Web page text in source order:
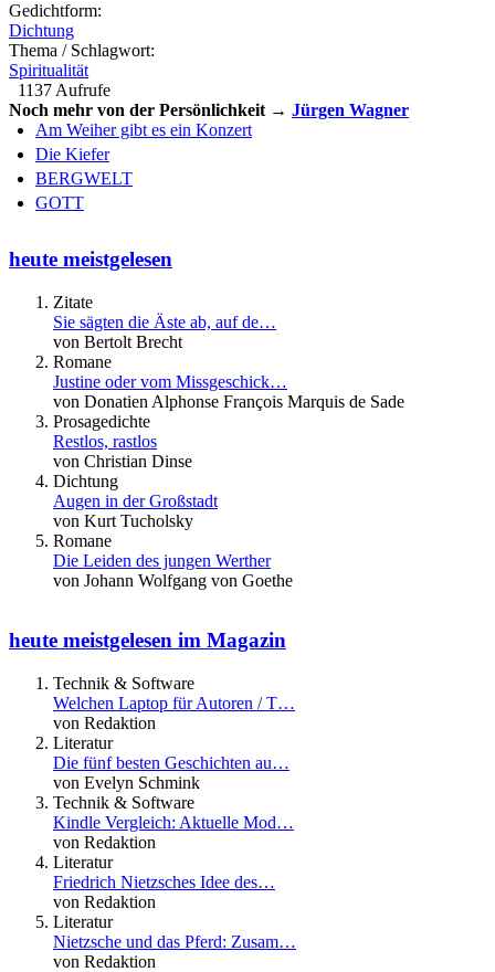
Gedichtform:
Dichtung
Thema / Schlagwort:
Spiritualität
1137 Aufrufe
Noch mehr von der Persönlichkeit → Jürgen Wagner
Am Weiher gibt es ein Konzert
Die Kiefer
BERGWELT
GOTT
heute meistgelesen
Zitate
Sie sägten die Äste ab, auf de…
von Bertolt Brecht
Romane
Justine oder vom Missgeschick…
von Donatien Alphonse François Marquis de Sade
Prosagedichte
Restlos, rastlos
von Christian Dinse
Dichtung
Augen in der Großstadt
von Kurt Tucholsky
Romane
Die Leiden des jungen Werther
von Johann Wolfgang von Goethe
heute meistgelesen im Magazin
Technik & Software
Welchen Laptop für Autoren / T…
von Redaktion
Literatur
Die fünf besten Geschichten au…
von Evelyn Schmink
Technik & Software
Kindle Vergleich: Aktuelle Mod…
von Redaktion
Literatur
Friedrich Nietzsches Idee des…
von Redaktion
Literatur
Nietzsche und das Pferd: Zusam…
von Redaktion